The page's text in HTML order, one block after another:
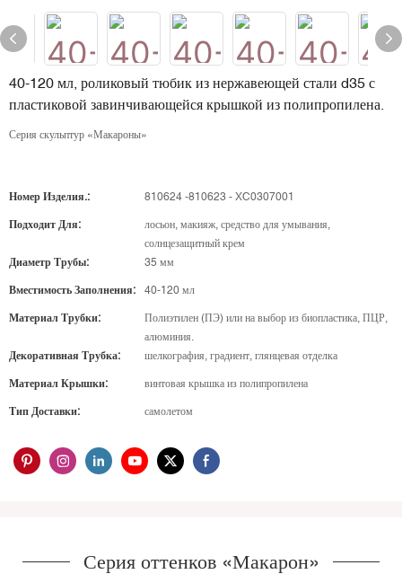
40-120 мл, роликовый тюбик из нержавеющей стали d35 с
пластиковой завинчивающейся крышкой из полипропилена.
Серия скульптур «Макароны»
Номер Изделия.: 810624 -810623 - XC0307001
Подходит Для:
лосьон, макияж, средство для умывания,
солнцезащитный крем
Диаметр Трубы:
35 мм
Вместимость Заполнения: 40-120 мл
Материал Трубки:
Полиэтилен (ПЭ) или на выбор из биопластика, ПЦР,
алюминия.
Декоративная Трубка:
шелкография, градиент, глянцевая отделка
Материал Крышки: винтовая крышка из полипропилена
Тип Доставки: самолетом
Серия оттенков «Макарон»